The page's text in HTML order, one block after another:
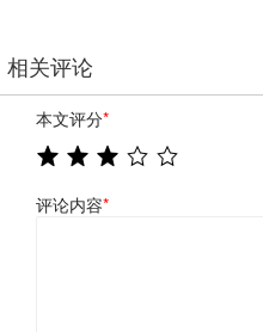
相关评论
本文评分*
评论内容*